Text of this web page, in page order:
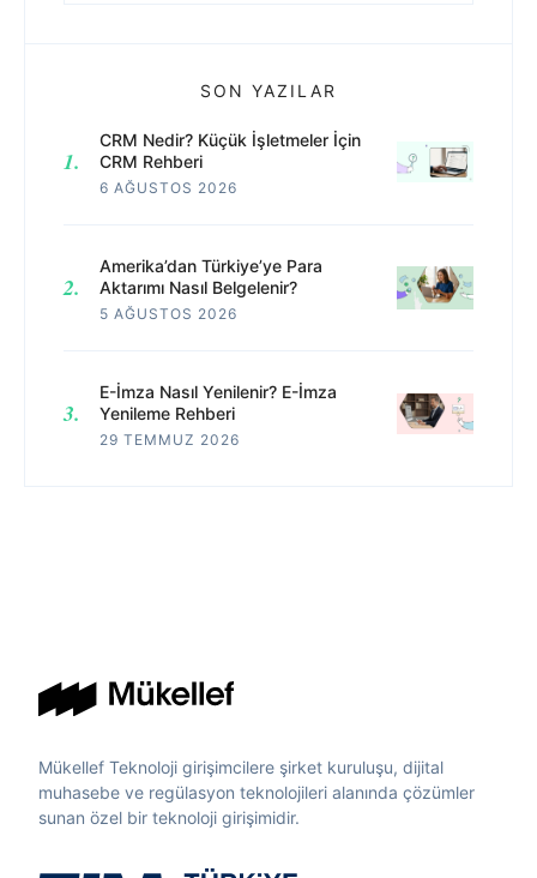
SON YAZILAR
CRM Nedir? Küçük İşletmeler İçin
CRM Rehberi
6 AĞUSTOS 2026
Amerika’dan Türkiye’ye Para
Aktarımı Nasıl Belgelenir?
5 AĞUSTOS 2026
E-İmza Nasıl Yenilenir? E-İmza
Yenileme Rehberi
29 TEMMUZ 2026
Mükellef Teknoloji girişimcilere şirket kuruluşu, dijital
muhasebe ve regülasyon teknolojileri alanında çözümler
sunan özel bir teknoloji girişimidir.